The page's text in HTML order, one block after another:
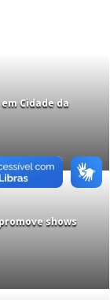
Cidade da
shows